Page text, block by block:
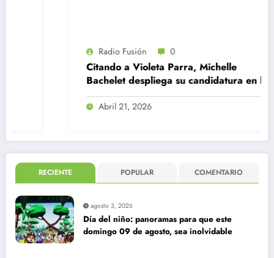
Radio Fusión 0
Citando a Violeta Parra, Michelle
Bachelet despliega su candidatura en la
Abril 21, 2026
RECIENTE POPULAR COMENTARIO
agosto 3, 2026
Día del niño: panoramas para que este
domingo 09 de agosto, sea inolvidable